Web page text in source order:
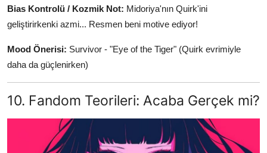
Bias Kontrolü / Kozmik Not: Midoriya'nın Quirk'ini
geliştirirkenki azmi... Resmen beni motive ediyor!
Mood Önerisi: Survivor - "Eye of the Tiger" (Quirk evrimiyle
daha da güçlenirken)
10. Fandom Teorileri: Acaba Gerçek mi?